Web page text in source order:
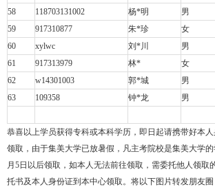
58
118703131002 杨*明 男
59
917310877 朱*珍 女
60
xylwc 刘 *川 男
61
917313979 林* 女
62
w14301003 郭*城 男
63
109358 钟*龙 男
恭喜以上学员获得专科或本科学历，即日起请携带好本
领取，由于集美大学已放暑假，凡主考院校是集美大学
月 5日以后领取，如本人无法前往领取，需委托他人领取
托书及本人身份证到本中心领取。将以下图片转发朋友